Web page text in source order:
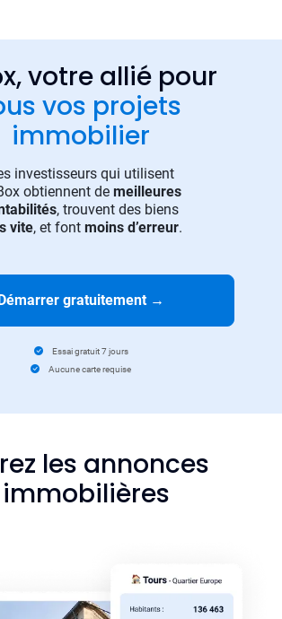
votre allié pour
vos projets
immobilier
investisseurs qui utilisent
obtiennent de meilleures
, trouvent des biens
vite, et font moins d’erreur.
gratuitement →
Essai gratuit 7 jours
Aucune carte requise
les annonces
immobilières